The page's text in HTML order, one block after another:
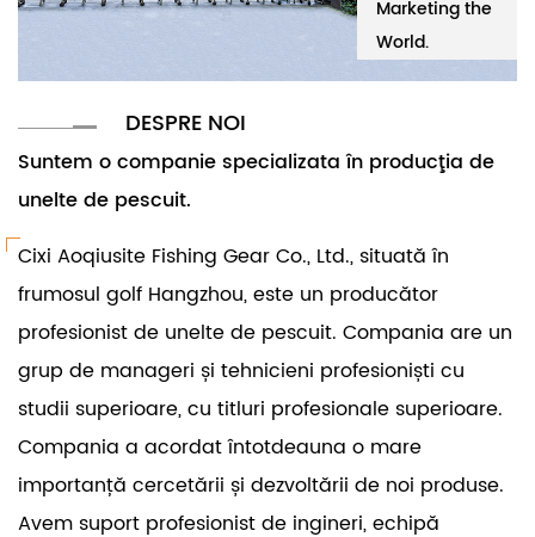
the
Ltd.
Marketing the
Ltd.
DESPRE NOI
Suntem o companie specializata în producţia de
unelte de pescuit.
Cixi Aoqiusite Fishing Gear Co., Ltd., situată în
frumosul golf Hangzhou, este un producător
profesionist de unelte de pescuit. Compania are un
grup de manageri și tehnicieni profesioniști cu
studii superioare, cu titluri profesionale superioare.
Compania a acordat întotdeauna o mare
importanță cercetării și dezvoltării de noi produse.
Avem suport profesionist de ingineri, echipă